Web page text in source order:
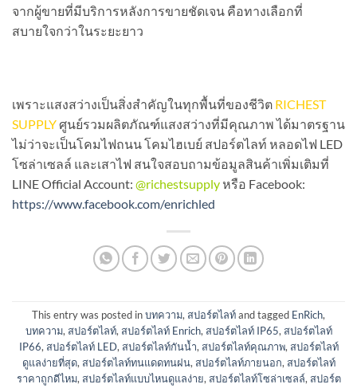
จากผู้ขายที่มีบริการหลังการขายชัดเจน คือทางเลือกที่
สบายใจกว่าในระยะยาว
เพราะแสงสว่างเป็นสิ่งสำคัญในทุกพื้นที่ของชีวิต RICHEST
SUPPLYศูนย์รวมผลิตภัณฑ์แสงสว่างที่มีคุณภาพ ได้มาตรฐาน
ไม่ว่าจะเป็นโคมไฟถนน โคมไฮเบย์ สปอร์ตไลท์ หลอดไฟ LED
โซล่าเซลล์ และเสาไฟ สนใจสอบถามข้อมูลสินค้าเพิ่มเติมที่
LINE Official Account: @richestsupplyหรือ Facebook:
https://www.facebook.com/enrichled
This entry was posted inบทความ, สปอร์ตไลท์and tagged EnRich,
บทความ, สปอร์ตไลท์, สปอร์ตไลท์ Enrich, สปอร์ตไลท์ IP65, สปอร์ตไลท์
IP66, สปอร์ตไลท์ LED, สปอร์ตไลท์กันน้ำ, สปอร์ตไลท์คุณภาพ, สปอร์ตไลท์
ดูแลง่ายที่สุด, สปอร์ตไลท์ทนแดดทนฝน, สปอร์ตไลท์ภายนอก, สปอร์ตไลท์
ราคาถูกดีไหม, สปอร์ตไลท์แบบไหนดูแลง่าย, สปอร์ตไลท์โซล่าเซลล์, สปอร์ต